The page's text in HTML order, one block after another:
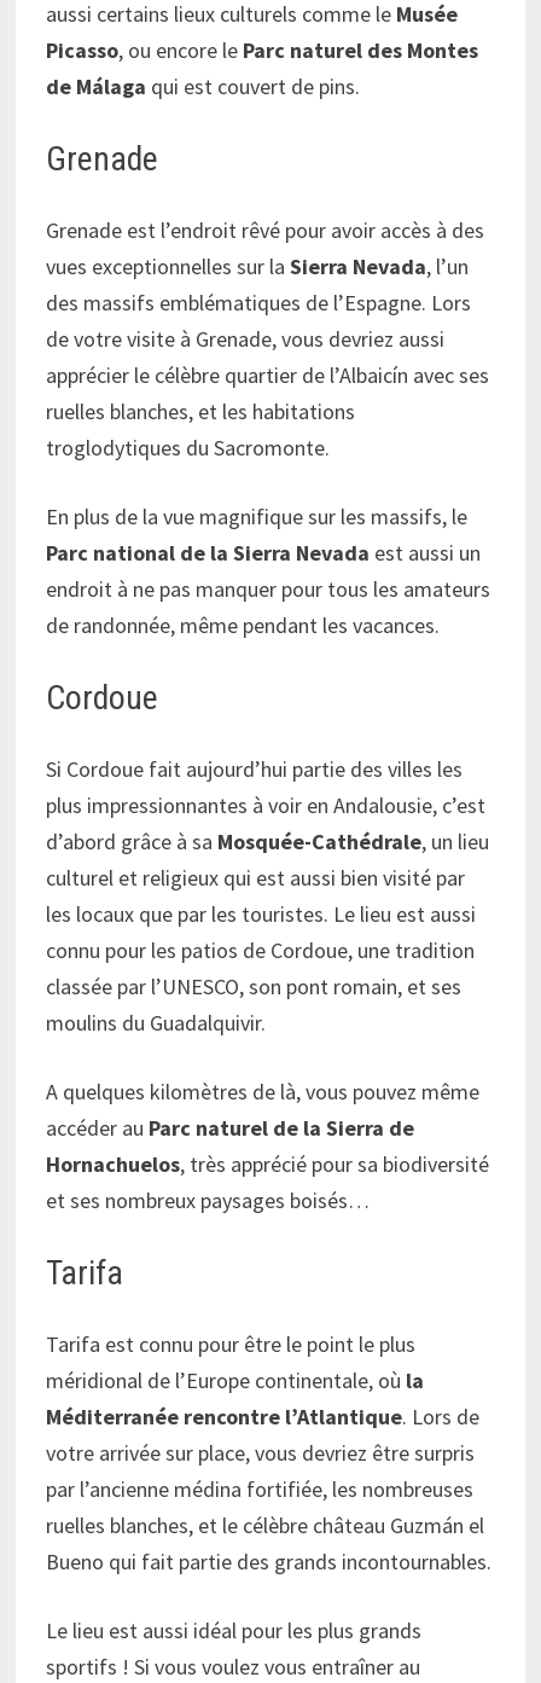
aussi certains lieux culturels comme le Musée
Picasso, ou encore le Parc naturel des Montes
de Málaga qui est couvert de pins.
Grenade
Grenade est l’endroit rêvé pour avoir accès à des
vues exceptionnelles sur laSierra Nevada, l’un
des massifs emblématiques de l’Espagne. Lors
de votre visite à Grenade, vous devriez aussi
apprécier le célèbre quartier de l’Albaicín avec ses
ruelles blanches, et les habitations
troglodytiques du Sacromonte.
En plus de la vue magnifique sur les massifs, le
Parc national de la Sierra Nevada est aussi un
endroit à ne pas manquer pour tous les amateurs
de randonnée, même pendant les vacances.
Cordoue
Si Cordoue fait aujourd’hui partie des villes les
plus impressionnantes à voir en Andalousie, c’est
d’abord grâce à sa Mosquée-Cathédrale, un lieu
culturel et religieux qui est aussi bien visité par
les locaux que par les touristes. Le lieu est aussi
connu pour les patios de Cordoue, une tradition
classée par l’UNESCO, son pont romain, et ses
moulins du Guadalquivir.
A quelques kilomètres de là, vous pouvez même
accéder au Parc naturel de la Sierra de
Hornachuelos, très apprécié pour sa biodiversité
et ses nombreux paysages boisés…
Tarifa
Tarifa est connu pour être le point le plus
méridional de l’Europe continentale, où la
Méditerranée rencontre l’Atlantique. Lors de
votre arrivée sur place, vous devriez être surpris
par l’ancienne médina fortifiée, les nombreuses
ruelles blanches, et le célèbre château Guzmán el
Bueno qui fait partie des grands incontournables.
Le lieu est aussi idéal pour les plus grands
sportifs ! Si vous voulez vous entraîner au